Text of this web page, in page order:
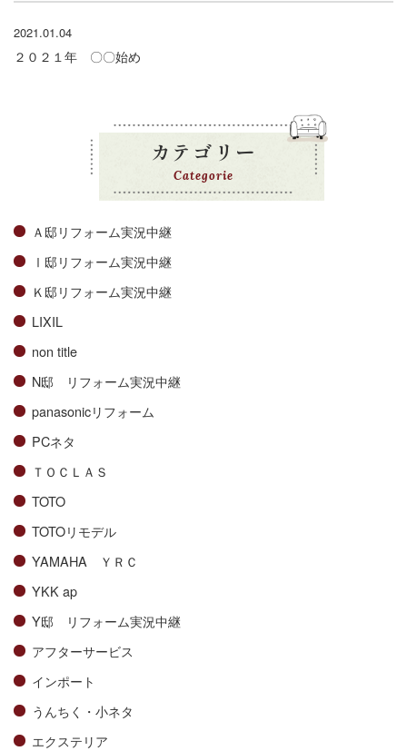
2021.01.04
２０２１年 〇〇始め
カテゴリー
Categorie
Ａ邸リフォーム実況中継
Ⅰ邸リフォーム実況中継
Ｋ邸リフォーム実況中継
LIXIL
non title
N邸 リフォーム実況中継
panasonicリフォーム
PCネタ
ＴＯＣＬＡＳ
TOTO
TOTOリモデル
YAMAHA ＹＲＣ
YKK ap
Y邸 リフォーム実況中継
アフターサービス
インポート
うんちく・小ネタ
エクステリア